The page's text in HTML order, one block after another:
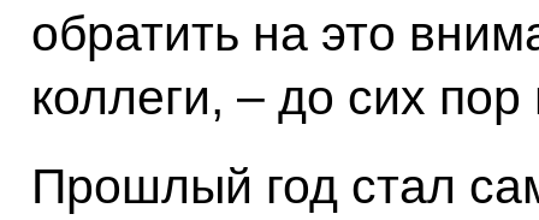
обратить на это
коллеги, – до сих пор
Прошлый год стал